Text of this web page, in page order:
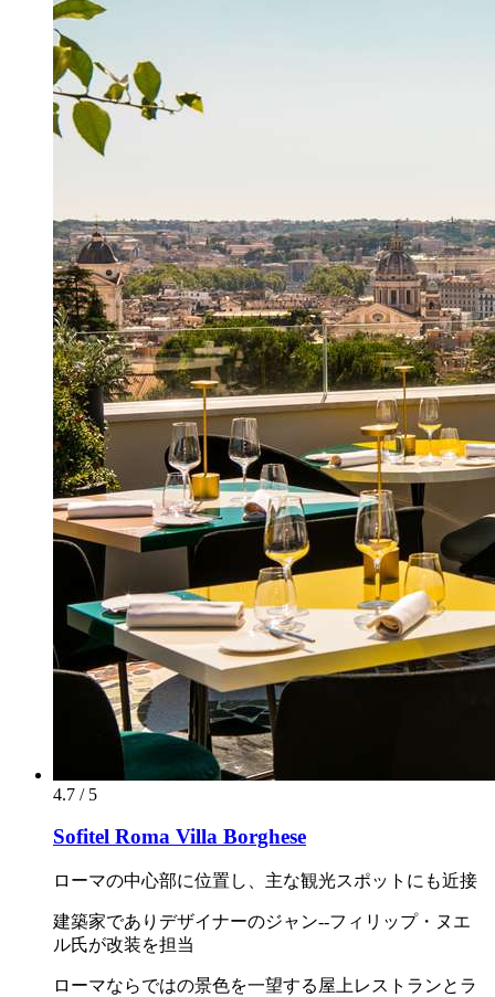
4.7 / 5
Sofitel Roma Villa Borghese
ローマの中心部に位置し、主な観光スポットにも近接
建築家でありデザイナーのジャン--フィリップ・ヌエ
ル氏が改装を担当
ローマならではの景色を一望する屋上レストランとラ